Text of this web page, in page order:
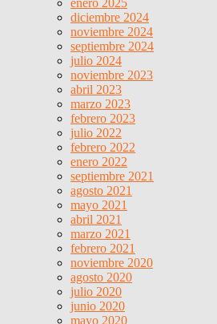
enero 2025
diciembre 2024
noviembre 2024
septiembre 2024
julio 2024
noviembre 2023
abril 2023
marzo 2023
febrero 2023
julio 2022
febrero 2022
enero 2022
septiembre 2021
agosto 2021
mayo 2021
abril 2021
marzo 2021
febrero 2021
noviembre 2020
agosto 2020
julio 2020
junio 2020
mayo 2020